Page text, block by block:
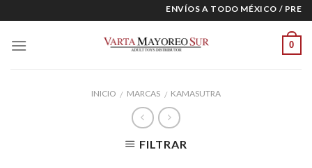
to
content
ENVÍOS A TODO MÉXICO /
0
INICIO / MARCAS / KAMASUTRA
FILTRAR